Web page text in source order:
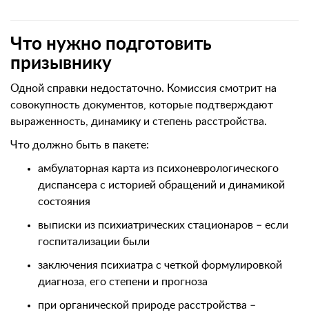
Что нужно подготовить
призывнику
Одной справки недостаточно. Комиссия смотрит на
совокупность документов, которые подтверждают
выраженность, динамику и степень расстройства.
Что должно быть в пакете:
амбулаторная карта из психоневрологического
диспансера с историей обращений и динамикой
состояния
выписки из психиатрических стационаров – если
госпитализации были
заключения психиатра с четкой формулировкой
диагноза, его степени и прогноза
при органической природе расстройства –